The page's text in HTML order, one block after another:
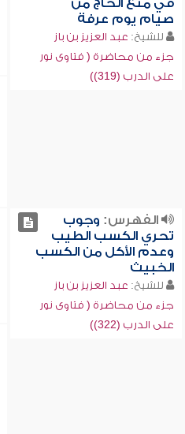
في منع الحاج من
صيام يوم عرفة
للشيخ: عبد العزيز بن باز
جزء من محاضرة ( فتاوى نور
على الدرب (319))
الفهرس: وجوب
تحري الكسب الطيب
وعدم الأكل من الكسب
الخبيث
للشيخ: عبد العزيز بن باز
جزء من محاضرة ( فتاوى نور
على الدرب (322))